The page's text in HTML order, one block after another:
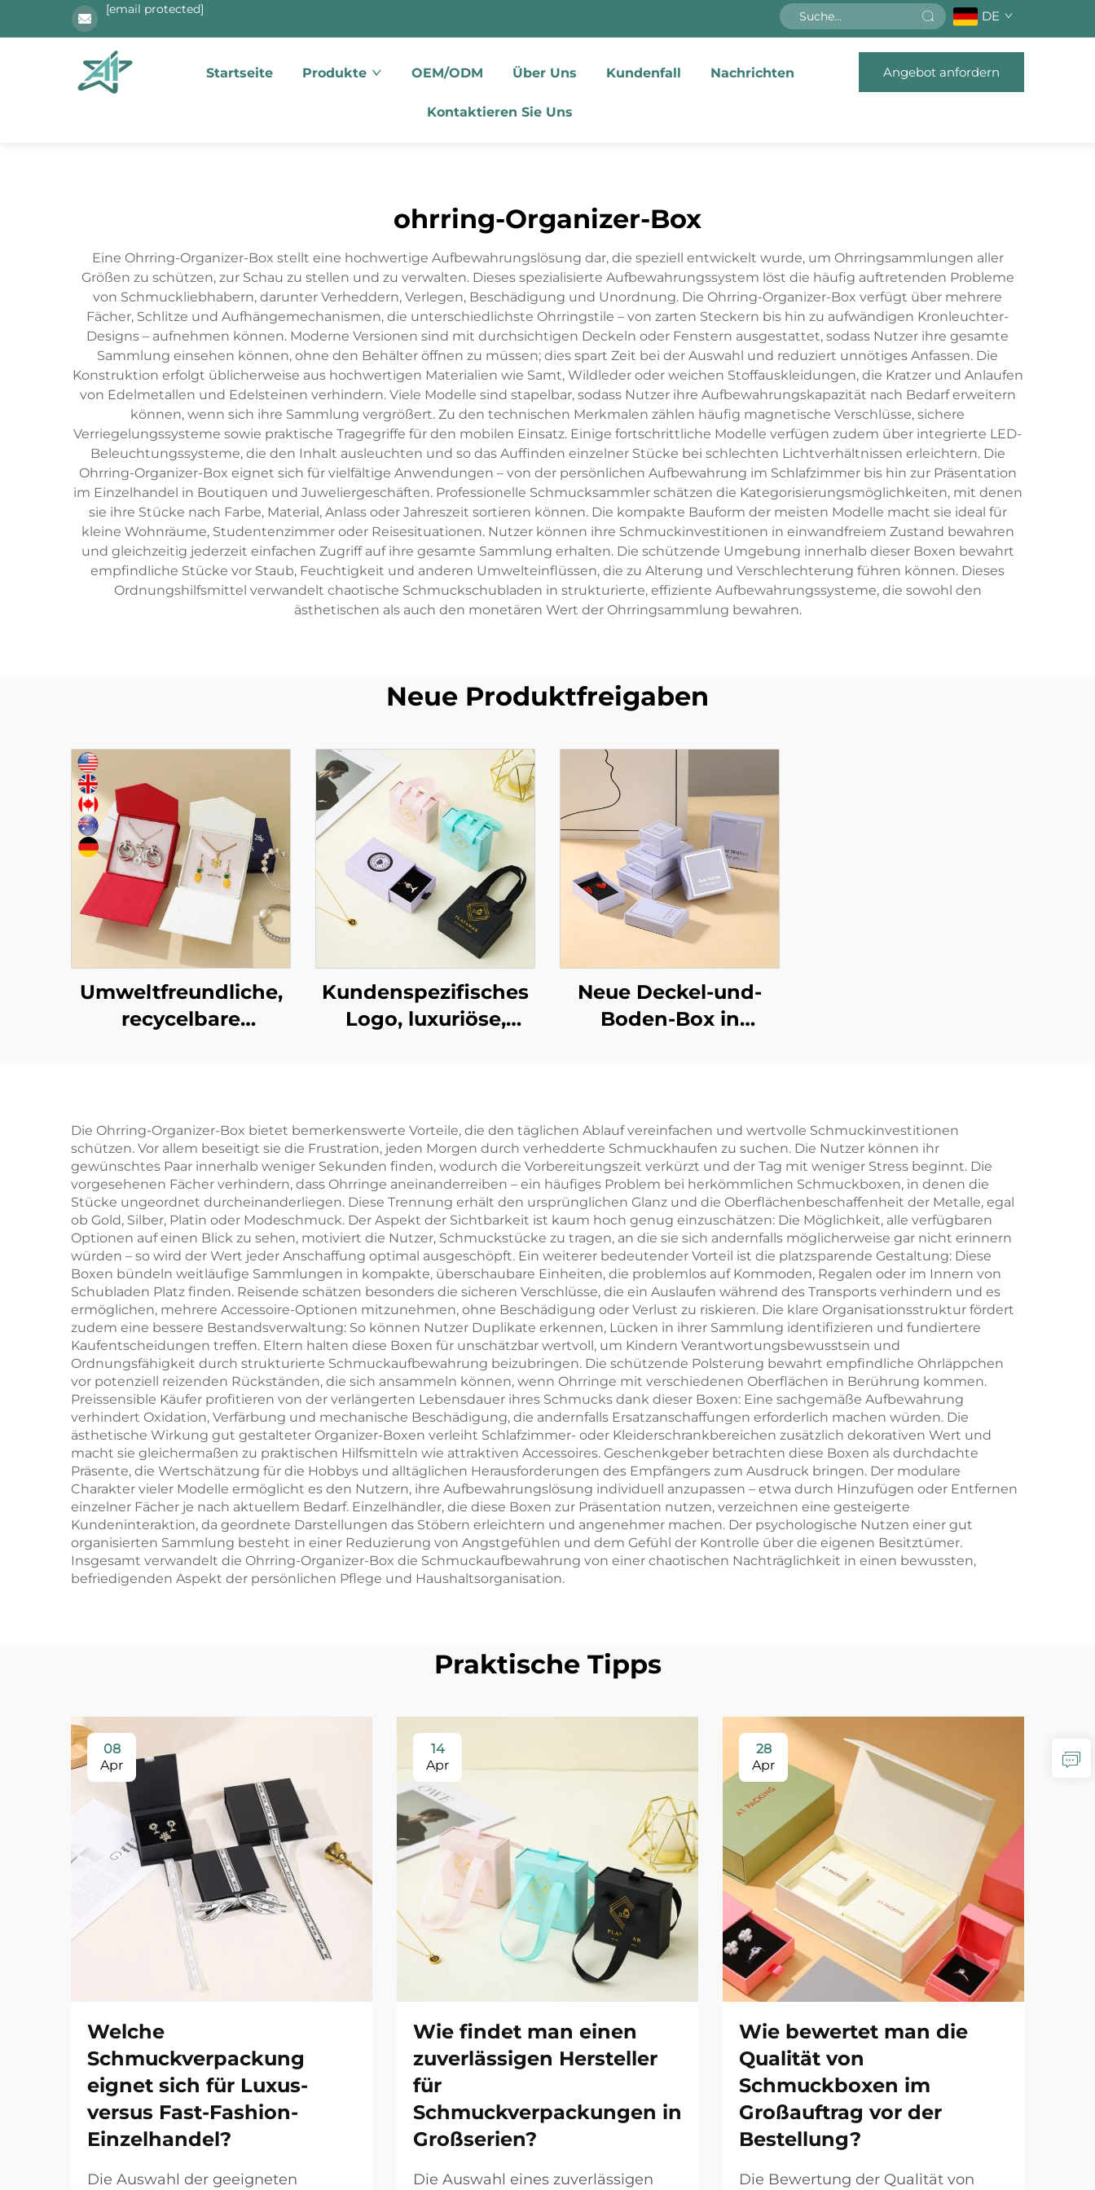
[email protected] DE
Startseite Produkte OEM/ODM Über Uns Kundenfall Nachrichten
Kontaktieren Sie Uns
Angebot anfordern
ohrring-Organizer-Box
Eine Ohrring-Organizer-Box stellt eine hochwertige Aufbewahrungslösung dar, die speziell entwickelt wurde, um Ohrringsammlungen aller
Größen zu schützen, zur Schau zu stellen und zu verwalten. Dieses spezialisierte Aufbewahrungssystem löst die häufig auftretenden Probleme
von Schmuckliebhabern, darunter Verheddern, Verlegen, Beschädigung und Unordnung. Die Ohrring-Organizer-Box verfügt über mehrere
Fächer, Schlitze und Aufhängemechanismen, die unterschiedlichste Ohrringstile – von zarten Steckern bis hin zu aufwändigen Kronleuchter-
Designs – aufnehmen können. Moderne Versionen sind mit durchsichtigen Deckeln oder Fenstern ausgestattet, sodass Nutzer ihre gesamte
Sammlung einsehen können, ohne den Behälter öffnen zu müssen; dies spart Zeit bei der Auswahl und reduziert unnötiges Anfassen. Die
Konstruktion erfolgt üblicherweise aus hochwertigen Materialien wie Samt, Wildleder oder weichen Stoffauskleidungen, die Kratzer und Anlaufen
von Edelmetallen und Edelsteinen verhindern. Viele Modelle sind stapelbar, sodass Nutzer ihre Aufbewahrungskapazität nach Bedarf erweitern
können, wenn sich ihre Sammlung vergrößert. Zu den technischen Merkmalen zählen häufig magnetische Verschlüsse, sichere
Verriegelungssysteme sowie praktische Tragegriffe für den mobilen Einsatz. Einige fortschrittliche Modelle verfügen zudem über integrierte LED-
Beleuchtungssysteme, die den Inhalt ausleuchten und so das Auffinden einzelner Stücke bei schlechten Lichtverhältnissen erleichtern. Die
Ohrring-Organizer-Box eignet sich für vielfältige Anwendungen – von der persönlichen Aufbewahrung im Schlafzimmer bis hin zur Präsentation
im Einzelhandel in Boutiquen und Juweliergeschäften. Professionelle Schmucksammler schätzen die Kategorisierungsmöglichkeiten, mit denen
sie ihre Stücke nach Farbe, Material, Anlass oder Jahreszeit sortieren können. Die kompakte Bauform der meisten Modelle macht sie ideal für
kleine Wohnräume, Studentenzimmer oder Reisesituationen. Nutzer können ihre Schmuckinvestitionen in einwandfreiem Zustand bewahren
und gleichzeitig jederzeit einfachen Zugriff auf ihre gesamte Sammlung erhalten. Die schützende Umgebung innerhalb dieser Boxen bewahrt
empfindliche Stücke vor Staub, Feuchtigkeit und anderen Umwelteinflüssen, die zu Alterung und Verschlechterung führen können. Dieses
Ordnungshilfsmittel verwandelt chaotische Schmuckschubladen in strukturierte, effiziente Aufbewahrungssysteme, die sowohl den
ästhetischen als auch den monetären Wert der Ohrringsammlung bewahren.
Neue Produktfreigaben
Umweltfreundliche,
recycelbare
Mindestbestellmenge
(MOQ);
minimalistischer
Karton-
Schmuckkasten für
Geschenke,
Einzelhandelsfertig,
sofort versandbereit
Kundenspezifisches
Logo, luxuriöse,
exquisitem Bandgriff
als Verpackung für
Halsketten und
Ringe –
markengebundene
Geschenkbox,
Großbestellung
Neue Deckel-und-
Boden-Box in
Schmuckverpackungsbox
für Ringe und
Halsketten
Die Ohrring-Organizer-Box bietet bemerkenswerte Vorteile, die den täglichen Ablauf vereinfachen und wertvolle Schmuckinvestitionen
schützen. Vor allem beseitigt sie die Frustration, jeden Morgen durch verhedderte Schmuckhaufen zu suchen. Die Nutzer können ihr
gewünschtes Paar innerhalb weniger Sekunden finden, wodurch die Vorbereitungszeit verkürzt und der Tag mit weniger Stress beginnt. Die
vorgesehenen Fächer verhindern, dass Ohrringe aneinanderreiben – ein häufiges Problem bei herkömmlichen Schmuckboxen, in denen die
Stücke ungeordnet durcheinanderliegen. Diese Trennung erhält den ursprünglichen Glanz und die Oberflächenbeschaffenheit der Metalle, egal
ob Gold, Silber, Platin oder Modeschmuck. Der Aspekt der Sichtbarkeit ist kaum hoch genug einzuschätzen: Die Möglichkeit, alle verfügbaren
Optionen auf einen Blick zu sehen, motiviert die Nutzer, Schmuckstücke zu tragen, an die sie sich andernfalls möglicherweise gar nicht erinnern
würden – so wird der Wert jeder Anschaffung optimal ausgeschöpft. Ein weiterer bedeutender Vorteil ist die platzsparende Gestaltung: Diese
Boxen bündeln weitläufige Sammlungen in kompakte, überschaubare Einheiten, die problemlos auf Kommoden, Regalen oder im Innern von
Schubladen Platz finden. Reisende schätzen besonders die sicheren Verschlüsse, die ein Auslaufen während des Transports verhindern und es
ermöglichen, mehrere Accessoire-Optionen mitzunehmen, ohne Beschädigung oder Verlust zu riskieren. Die klare Organisationsstruktur fördert
zudem eine bessere Bestandsverwaltung: So können Nutzer Duplikate erkennen, Lücken in ihrer Sammlung identifizieren und fundiertere
Kaufentscheidungen treffen. Eltern halten diese Boxen für unschätzbar wertvoll, um Kindern Verantwortungsbewusstsein und
Ordnungsfähigkeit durch strukturierte Schmuckaufbewahrung beizubringen. Die schützende Polsterung bewahrt empfindliche Ohrläppchen
vor potenziell reizenden Rückständen, die sich ansammeln können, wenn Ohrringe mit verschiedenen Oberflächen in Berührung kommen.
Preissensible Käufer profitieren von der verlängerten Lebensdauer ihres Schmucks dank dieser Boxen: Eine sachgemäße Aufbewahrung
verhindert Oxidation, Verfärbung und mechanische Beschädigung, die andernfalls Ersatzanschaffungen erforderlich machen würden. Die
ästhetische Wirkung gut gestalteter Organizer-Boxen verleiht Schlafzimmer- oder Kleiderschrankbereichen zusätzlich dekorativen Wert und
macht sie gleichermaßen zu praktischen Hilfsmitteln wie attraktiven Accessoires. Geschenkgeber betrachten diese Boxen als durchdachte
Präsente, die Wertschätzung für die Hobbys und alltäglichen Herausforderungen des Empfängers zum Ausdruck bringen. Der modulare
Charakter vieler Modelle ermöglicht es den Nutzern, ihre Aufbewahrungslösung individuell anzupassen – etwa durch Hinzufügen oder Entfernen
einzelner Fächer je nach aktuellem Bedarf. Einzelhändler, die diese Boxen zur Präsentation nutzen, verzeichnen eine gesteigerte
Kundeninteraktion, da geordnete Darstellungen das Stöbern erleichtern und angenehmer machen. Der psychologische Nutzen einer gut
organisierten Sammlung besteht in einer Reduzierung von Angstgefühlen und dem Gefühl der Kontrolle über die eigenen Besitztümer.
Insgesamt verwandelt die Ohrring-Organizer-Box die Schmuckaufbewahrung von einer chaotischen Nachträglichkeit in einen bewussten,
befriedigenden Aspekt der persönlichen Pflege und Haushaltsorganisation.
Praktische Tipps
08
Apr
Welche
Schmuckverpackung
eignet sich für Luxus-
versus Fast-Fashion-
Einzelhandel?
Die Auswahl der geeigneten
14
Apr
Wie findet man einen
zuverlässigen Hersteller
für
Schmuckverpackungen in
Großserien?
Die Auswahl eines zuverlässigen
28
Apr
Wie bewertet man die
Qualität von
Schmuckboxen im
Großauftrag vor der
Bestellung?
Die Bewertung der Qualität von